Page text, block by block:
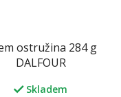
ostružina 284 g
DALFOUR
Skladem